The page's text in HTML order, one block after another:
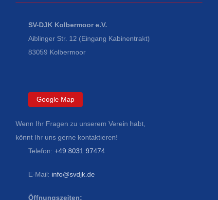
SV-DJK Kolbermoor e.V.
Aiblinger Str. 12 (Eingang Kabinentrakt)
83059 Kolbermoor
Google Map
Wenn Ihr Fragen zu unserem Verein habt,
könnt Ihr uns gerne kontaktieren!
Telefon: +49 8031 97474
E-Mail: info@svdjk.de
Öffnungszeiten: